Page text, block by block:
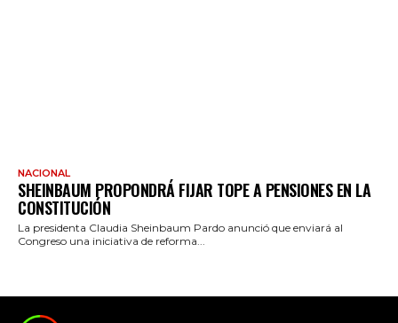
NACIONAL
SHEINBAUM PROPONDRÁ FIJAR TOPE A PENSIONES EN LA
CONSTITUCIÓN
La presidenta Claudia Sheinbaum Pardo anunció que enviará al
Congreso una iniciativa de reforma...